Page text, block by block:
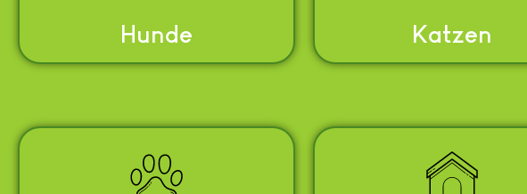
Hunde Katzen